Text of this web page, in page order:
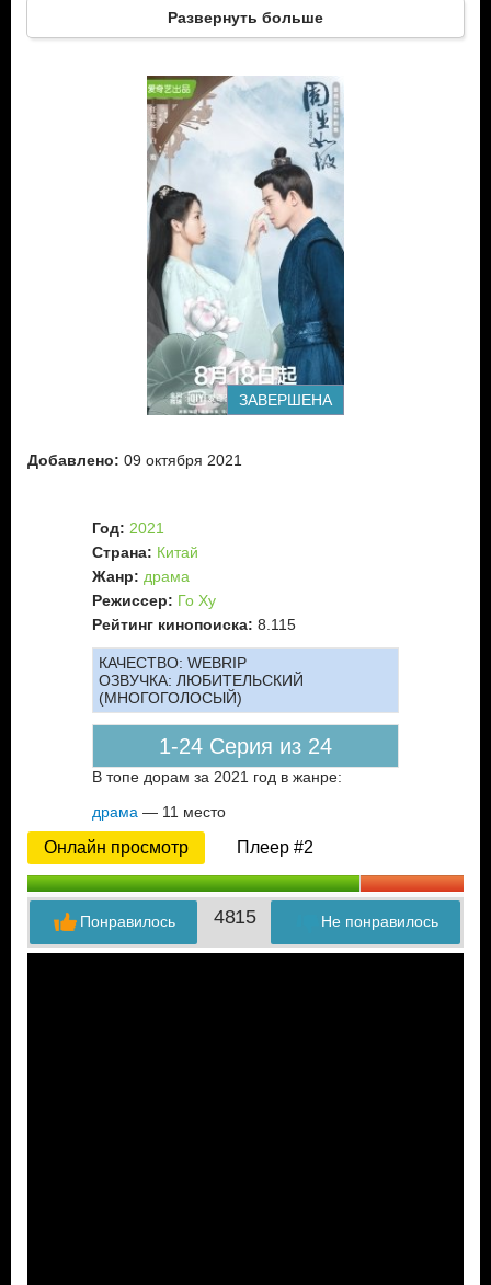
отлично образованным полководцем. Через несколько лет
превратился в прославенного, верного и опытного
генерала.
Цуй Ши И – образованная аристократка, которую с
рождения обручили с сыном императора – наследным
принцем. После неких трагических событий стала немой. А
когда ее жених стал императором, вопреки желанию ее
семьи Цуй, вдовствующая императрица пересмотрела
условия помолвки, и теперь у девушки новый жених –
болезненный принц, который, конечно станет наследником,
если только доживет.
Чжоу Шенг Чен возвращается в столицу на фоне
политической неразберихи. Он соглашается принять Цуй
Ши И в ученики, чтобы положить конец вражде
императорской семьи и влиятельного клана Цуй. Так
девушка оказалась в поместье своего нового Учителя в
Западном государстве. Несмотря на различия между
немой столичной аристократкой и закаленным в боях
генералом, между ними устанавливается полное
взаимопонимание на уровне учитель-ученик. Но развитию
любовных чувств мешают принципы и обязанности, а
продолжающаяся борьба за власть во дворце постоянно
Развернуть больше
ЗАВЕРШЕНА
Добавлено: 09 октября 2021
Год: 2021
Страна: Китай
Жанр: драма
Режиссер: Го Ху
Рейтинг кинопоиска: 8.115
КАЧЕСТВО: WEBRIP
ОЗВУЧКА: ЛЮБИТЕЛЬСКИЙ
(МНОГОГОЛОСЫЙ)
1-24 Серия из 24
В топе дорам за 2021 год в жанре:
драма — 11 место
Онлайн просмотр Плеер #2
4815 Не понравилось
Понравилось